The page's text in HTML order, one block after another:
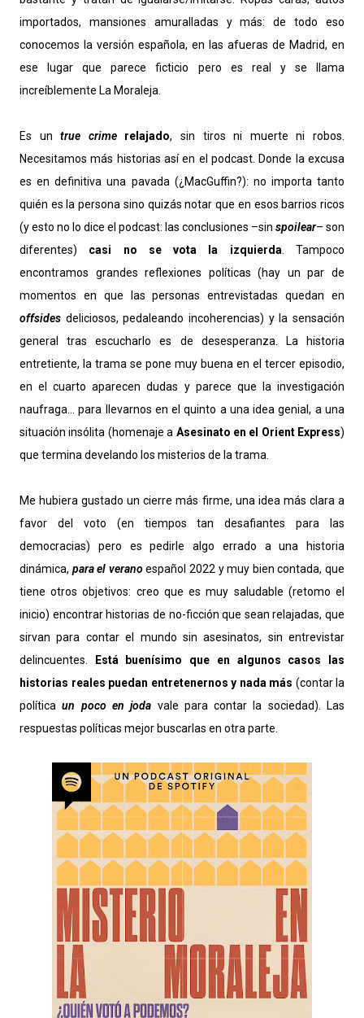
importados, mansiones amuralladas y más: de todo eso
conocemos la versión española, en las afueras de Madrid, en
ese lugar que parece ficticio pero es real y se llama
increíblemente La Moraleja.
Es untrue crimerelajado, sin tiros ni muerte ni robos.
Necesitamos más historias así en el podcast. Donde la excusa
es en definitiva una pavada (¿MacGuffin?): no importa tanto
quién es la persona sino quizás notar que en esos barrios ricos
(y esto no lo dice el podcast: las conclusiones –sin spoilear– son
diferentes) casi no se vota la izquierda. Tampoco
encontramos grandes reflexiones políticas (hay un par de
momentos en que las personas entrevistadas quedan en
offsides deliciosos, pedaleando incoherencias) y la sensación
general tras escucharlo es de desesperanza. La historia
entretiente, la trama se pone muy buena en el tercer episodio,
en el cuarto aparecen dudas y parece que la investigación
naufraga... para llevarnos en el quinto a una idea genial, a una
situación insólita (homenaje a Asesinato en el Orient Express)
que termina develando los misterios de la trama.
Me hubiera gustado un cierre más firme, una idea más clara a
favor del voto (en tiempos tan desafiantes para las
democracias) pero es pedirle algo errado a una historia
dinámica, para el veranoespañol 2022 y muy bien contada, que
tiene otros objetivos: creo que es muy saludable (retomo el
inicio) encontrar historias de no-ficción que sean relajadas, que
sirvan para contar el mundo sin asesinatos, sin entrevistar
delincuentes.
Está buenísimo que en algunos casos las
historias reales puedan entretenernos y nada más (contar la
políticaun poco en joda vale para contar la sociedad). Las
respuestas políticas mejor buscarlas en otra parte.